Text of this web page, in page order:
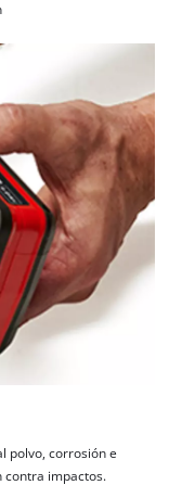
polvo, corrosión e
contra impactos.